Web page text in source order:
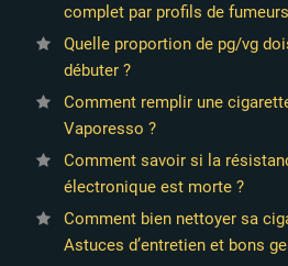
complet par profils de
Quelle proportion de pg/vg
débuter ?
Comment remplir une
Vaporesso ?
Comment savoir si la
électronique est morte ?
Comment bien nettoyer sa
Astuces d’entretien et bons